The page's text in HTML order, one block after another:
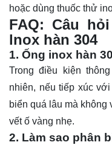
hoặc dùng thuốc thử
FAQ: Câu
lnox hàn 304
1. Ống inox hàn
Trong điều kiện
nhiên, nếu tiếp xúc
biển quá lâu mà không
vết ố vàng nhẹ.
2. Làm sao phân